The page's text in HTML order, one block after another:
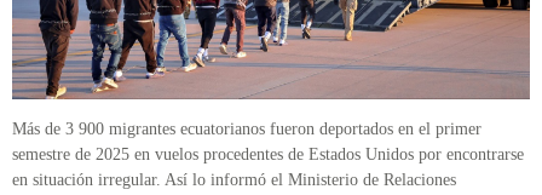
Más de 3 900 migrantes ecuatorianos fueron deportados en el primer
semestre de 2025 en vuelos procedentes de Estados Unidos por encontrarse
en situación irregular. Así lo informó el Ministerio de Relaciones